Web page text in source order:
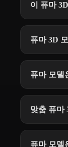
이 퓨마
퓨마 3D
퓨마 모델
맞춤 퓨마
퓨마 모델